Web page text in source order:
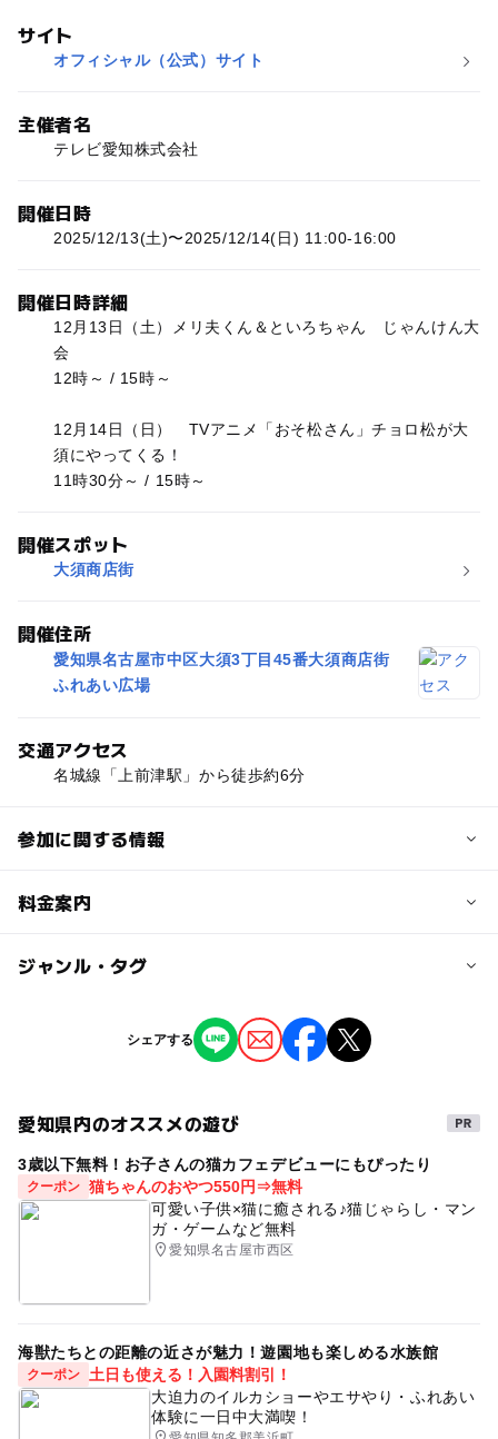
サイト
オフィシャル（公式）サイト
主催者名
テレビ愛知株式会社
開催日時
2025/12/13(土)〜2025/12/14(日) 11:00-16:00
開催日時詳細
12月13日（土）メリ夫くん＆といろちゃん じゃんけん大
会
12時～ / 15時～
12月14日（日） TVアニメ「おそ松さん」チョロ松が大
須にやってくる！
11時30分～ / 15時～
開催スポット
大須商店街
開催住所
愛知県名古屋市中区大須3丁目45番大須商店街
ふれあい広場
交通アクセス
名城線「上前津駅」から徒歩約6分
参加に関する情報
対象年齢
料金案内
子供の料金詳細
大人の料金詳細
ジャンル・タグ
タグ
スタンプラリー 抽選会 記念撮影 家族で楽しめる
親子で楽しめる 雨の日でもOK 商店街
シェアする
愛知県内のオススメの遊び
3歳以下無料！お子さんの猫カフェデビューにもぴったり
クーポン 猫ちゃんのおやつ550円⇒無料
可愛い子供×猫に癒される♪猫じゃらし・マン
ガ・ゲームなど無料
愛知県名古屋市西区
海獣たちとの距離の近さが魅力！遊園地も楽しめる水族館
クーポン
土日も使える！入園料割引！
大迫力のイルカショーやエサやり・ふれあい
体験に一日中大満喫！